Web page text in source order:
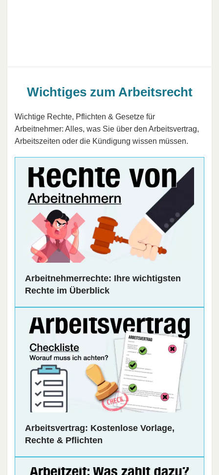
Wichtiges zum Arbeitsrecht
Wichtige Rechte, Pflichten & Gesetze für
Arbeitnehmer: Alles, was Sie über den Arbeitsvertrag,
Arbeitszeiten oder die Kündigung wissen müssen.
Arbeitnehmerrechte: Ihre wichtigsten
Rechte im Überblick
Arbeitsvertrag: Kostenlose Vorlage,
Rechte & Pflichten